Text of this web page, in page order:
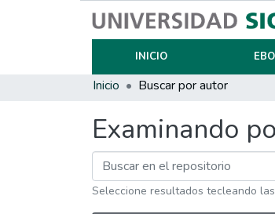
INICIO
Inicio Buscar por autor
Examinando
Seleccione resultados tecleando